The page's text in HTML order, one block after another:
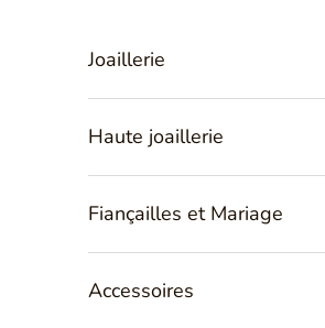
Joaillerie
Haute joaillerie
Fiançailles et Mariage
Accessoires